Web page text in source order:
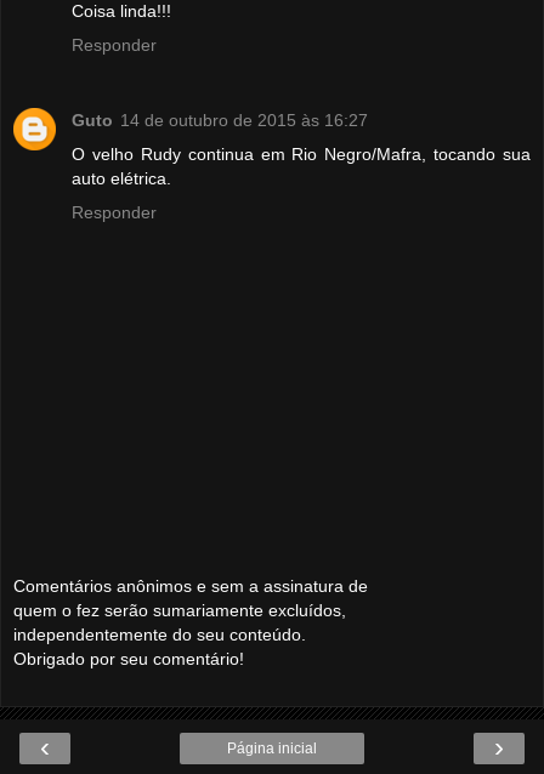
Coisa linda!!!
Responder
Guto 14 de outubro de 2015 às 16:27
O velho Rudy continua em Rio Negro/Mafra, tocando sua
auto elétrica.
Responder
Comentários anônimos e sem a assinatura de
quem o fez serão sumariamente excluídos,
independentemente do seu conteúdo.
Obrigado por seu comentário!
‹ ›
Página inicial